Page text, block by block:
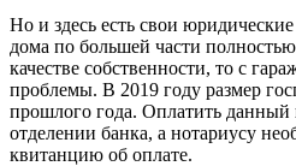
Но и здесь есть свои
дома по большей части
качестве собственности, то с
проблемы. В 2019 году размер
прошлого года. Оплатить
отделении банка, а нотариусу
квитанцию об оплате.